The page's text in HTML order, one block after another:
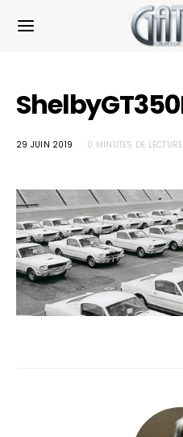
29 JUIN 2019 0 MINUTES DE LECTURE
Cookies management panel